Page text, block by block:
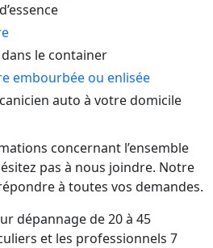
le container
embourbée ou enlisée
auto à votre domicile
concernant l’ensemble
pas à nous joindre. Notre
à toutes vos demandes.
dépannage de 20 à 45
et les professionnels 7